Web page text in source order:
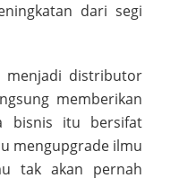
dari segi
menjadi distributor
memberikan
bisnis itu bersifat
mengupgrade ilmu
tak akan pernah